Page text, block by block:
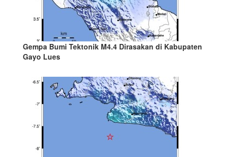
Gempa Bumi Tektonik M4.4 Dirasakan di Kabupaten
Gayo Lues